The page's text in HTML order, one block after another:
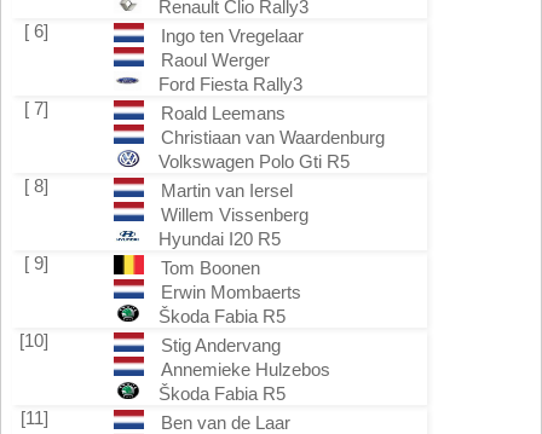
Renault Clio Rally3
[ 6]
Ingo ten Vregelaar
Raoul Werger
Ford Fiesta Rally3
[ 7]
Roald Leemans
Christiaan van Waardenburg
Volkswagen Polo Gti R5
[ 8]
Martin van Iersel
Willem Vissenberg
Hyundai I20 R5
[ 9]
Tom Boonen
Erwin Mombaerts
Škoda Fabia R5
[10]
Stig Andervang
Annemieke Hulzebos
Škoda Fabia R5
[11]
Ben van de Laar